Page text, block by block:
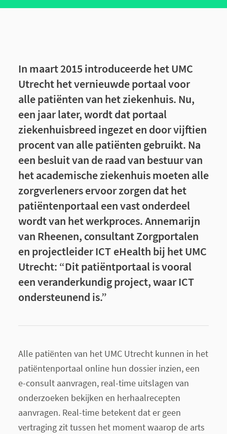
In maart 2015 introduceerde het UMC
Utrecht het vernieuwde portaal voor
alle patiënten van het ziekenhuis. Nu,
een jaar later, wordt dat portaal
ziekenhuisbreed ingezet en door vijftien
procent van alle patiënten gebruikt. Na
een besluit van de raad van bestuur van
het academische ziekenhuis moeten alle
zorgverleners ervoor zorgen dat het
patiëntenportaal een vast onderdeel
wordt van het werkproces. Annemarijn
van Rheenen, consultant Zorgportalen
en projectleider ICT eHealth bij het UMC
Utrecht: “Dit patiëntportaal is vooral
een veranderkundig project, waar ICT
ondersteunend is.”
Alle patiënten van het UMC Utrecht kunnen in het
patiëntenportaal online hun dossier inzien, een
e-consult aanvragen, real-time uitslagen van
onderzoeken bekijken en herhaalrecepten
aanvragen. Real-time betekent dat er geen
vertraging zit tussen het moment waarop de arts